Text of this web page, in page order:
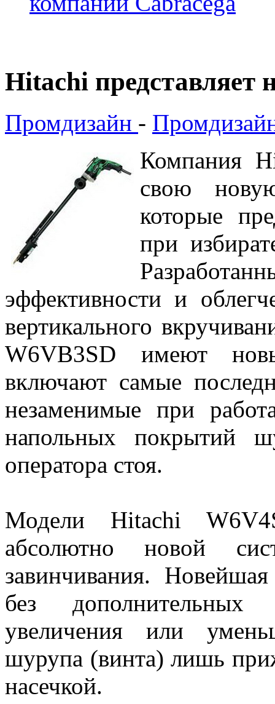
Hitachi представляет
Промдизайн -
Компания
свою
которые
при
эффективности и
вертикального
W6VB3SD имеют
включают самые
незаменимые при
напольных покрытий
оператора стоя.
Модели Hitachi
абсолютно новой
завинчивания.
без дополнительных
увеличения или
шурупа (винта) лишь
насечкой.